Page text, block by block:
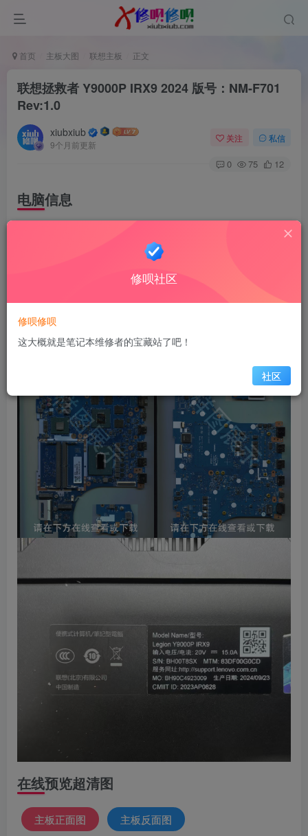
首页 主板大图 联想主板 正文
联想拯救者 Y9000P IRX9 2024 版号：NM-F701
Rev:1.0
xiubxiub
9个月前更新
关注 私信
0 75 12
电脑信息
CPU型号 第十四代智能英特尔酷睿I9-14900HX
样图展示
在线预览超清图
主板正面图 主板反面图
修呗社区
修呗修呗
这大概就是笔记本维修者的宝藏站了吧！
社区